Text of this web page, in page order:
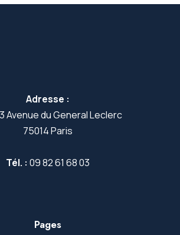
Adresse :
Avenue du General Leclerc
75014 Paris
Tél. : 09 82 61 68 03
Pages